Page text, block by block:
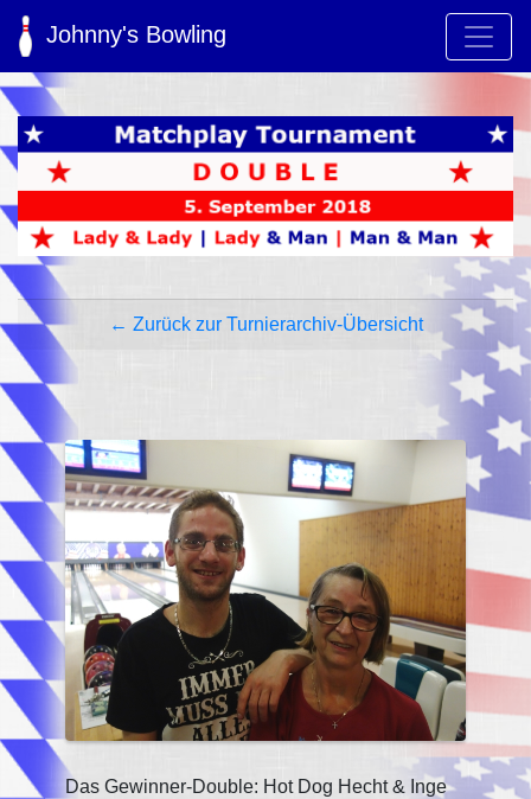
Johnny's Bowling
← Zurück zur Turnierarchiv-Übersicht
Das Gewinner-Double: Hot Dog Hecht & Inge